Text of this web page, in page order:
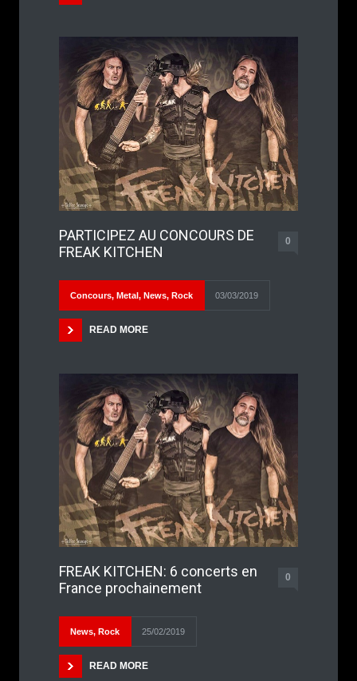
PARTICIPEZ AU CONCOURS DE
FREAK KITCHEN
0
Concours, Metal, News, Rock 03/03/2019
READ MORE
FREAK KITCHEN: 6 concerts en
France prochainement
0
News, Rock 25/02/2019
READ MORE